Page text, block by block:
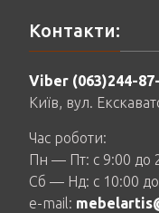
Контакти:
Viber (063)244-
Київ, вул.
Час роботи:
Пн — Пт: c 9:00 до
Сб — Нд: c 10:00
e-mail: